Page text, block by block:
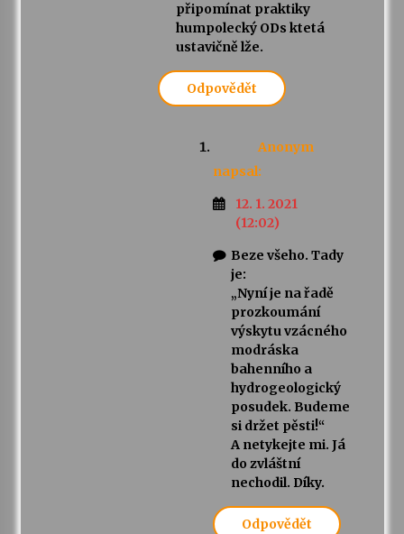
připomínat praktiky
humpolecký ODs ktetá
ustavičně lže.
Odpovědět
Anonym
napsal:
12. 1. 2021
(12:02)
Beze všeho. Tady
je:
„Nyní je na řadě
prozkoumání
výskytu vzácného
modráska
bahenního a
hydrogeologický
posudek. Budeme
si držet pěsti!“
A netykejte mi. Já
do zvláštní
nechodil. Díky.
Odpovědět